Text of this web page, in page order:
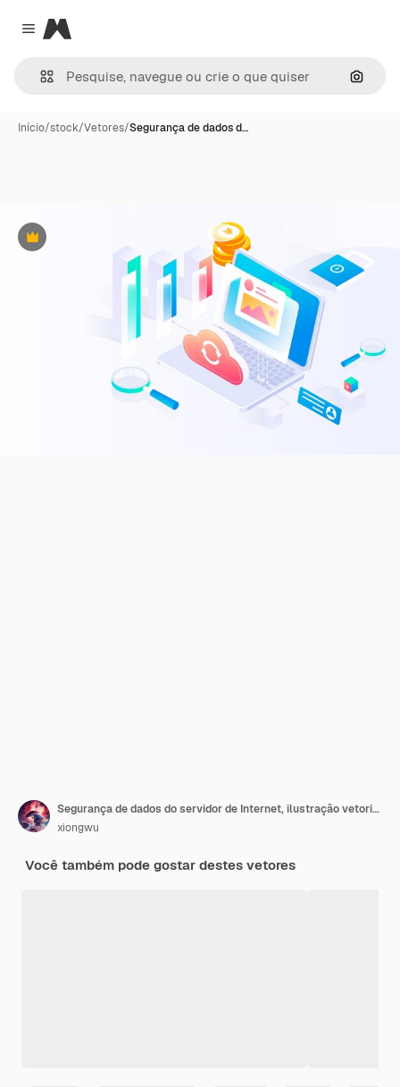
Close menu
Magnific
Início/stock/Vetores/Segurança de dados d…
Premium
Segurança de dados do servidor de Internet, ilustração vetorial isométrica de tecnologia
xiongwu
Você também pode gostar destes vetores